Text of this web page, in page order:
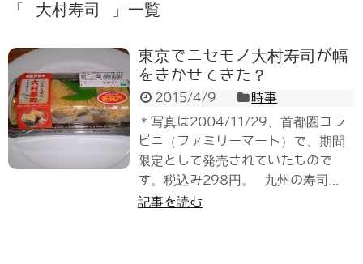
「 大村寿司 」一覧
東京でニセモノ大村寿司が幅
をきかせてきた？
2015/4/9
時事
＊写真は2004/11/29、首都圏コン
ビニ（ファミリーマート）で、期間
限定として発売されていたもので
す。税込み298円。 九州の寿司...
記事を読む